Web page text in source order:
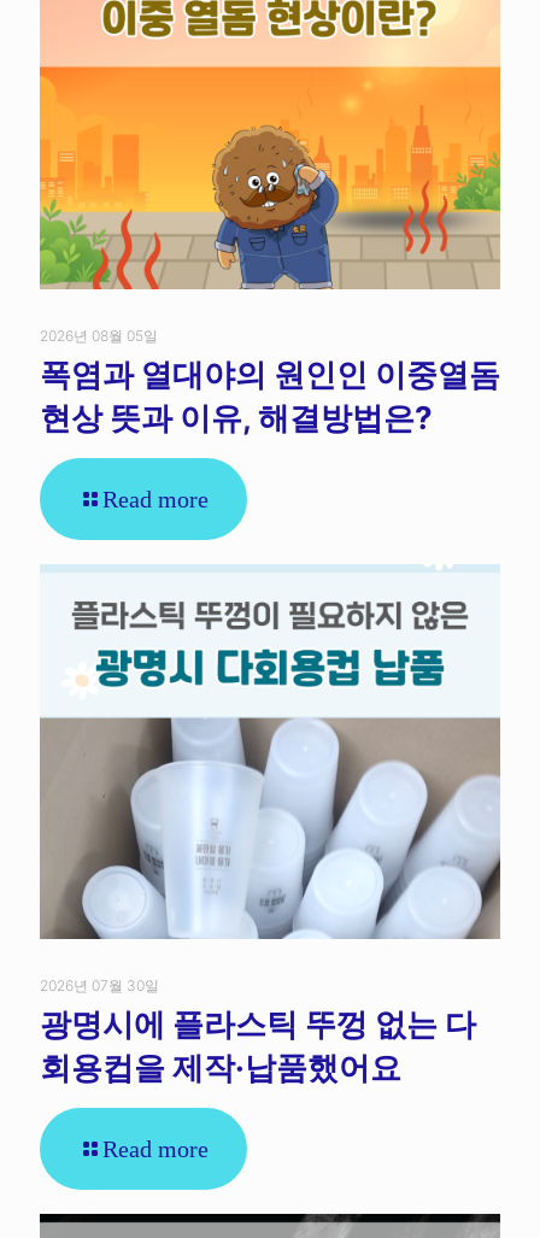
2026년 08월 05일
폭염과 열대야의 원인인 이중열돔
현상 뜻과 이유, 해결방법은?
Read more
2026년 07월 30일
광명시에 플라스틱 뚜껑 없는 다
회용컵을 제작·납품했어요
Read more